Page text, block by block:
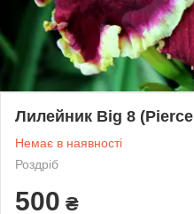
Лилейник Big 8
Немає в наявності
Роздріб
500 ₴